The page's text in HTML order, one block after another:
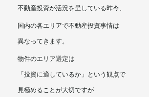
不動産投資が活況を呈している昨今、
国内の各エリアで不動産投資事情は
異なってきます。
物件のエリア選定は
「投資に適しているか」という観点で
見極めることが大切ですが